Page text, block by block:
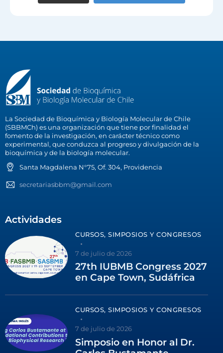
La Sociedad de Bioquímica y Biología Molecular de Chile
(SBBMCh) es una organización que tiene por finalidad el
fomento de la investigación, en carácter técnico como
experimental, que conduzca al progreso y divulgación de la
bioquímica y de la biología molecular.
Santa Magdalena N°75, Of. 304, Providencia
secretariasbbm@gmail.com
Actividades
CURSOS, SIMPOSIOS Y CONGRESOS
7 de julio de 2026
27th IUBMB Congress 2027
en Cape Town, Sudáfrica
CURSOS, SIMPOSIOS Y CONGRESOS
7 de julio de 2026
Simposio en Honor al Dr.